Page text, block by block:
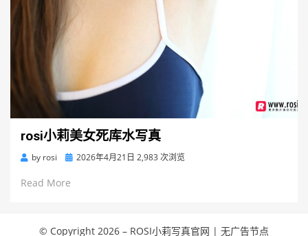
rosi小莉美女死库水写真
by rosi
Posted2026年4月21日 2,983 次浏览
Read More
© Copyright 2026 – ROSI小莉写真官网 | 无广告节点